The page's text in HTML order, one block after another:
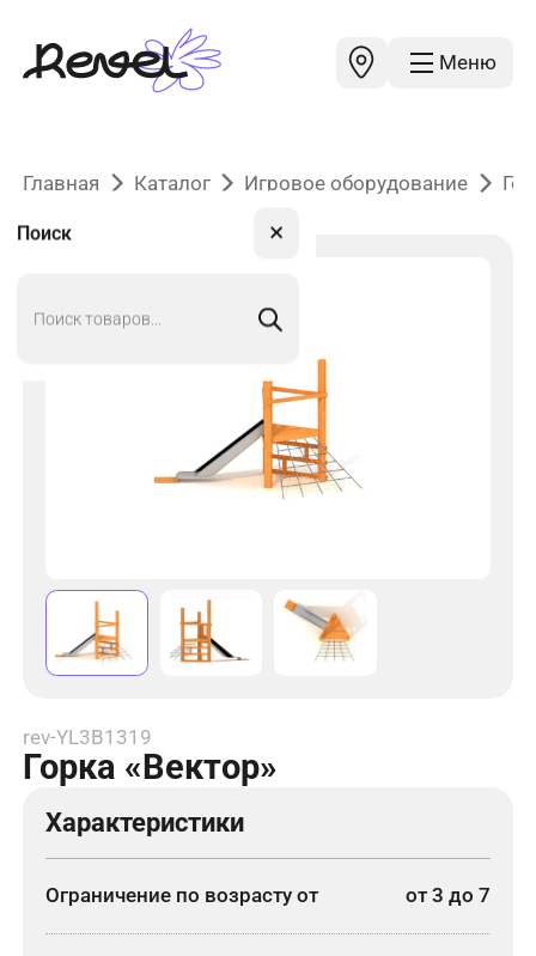
Меню
Поиск ✕
Главная Каталог Игровое оборудование
rev-YL3B1319
Горка «Вектор»
Характеристики
Ограничение по возрасту от от 3 до 7